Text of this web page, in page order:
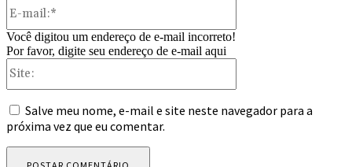
Você digitou um endereço de e-mail incorreto!
Por favor, digite seu endereço de e-mail aqui
Salve meu nome, e-mail e site neste navegador para a
próxima vez que eu comentar.